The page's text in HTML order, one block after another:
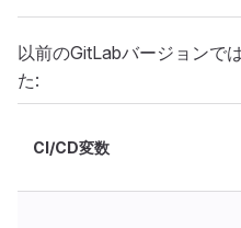
以前のGitLabバージョンで
た:
CI/CD変数